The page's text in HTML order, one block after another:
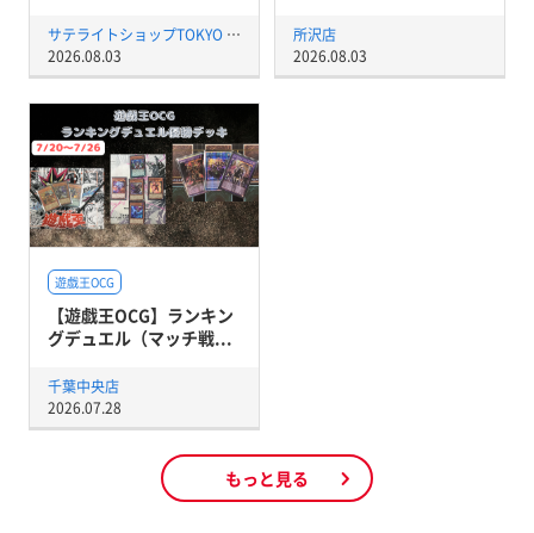
サテライトショップTOKYO 秋葉原店
2026.08.03
所沢店
2026.08.03
遊戯王OCG
【遊戯王OCG】ランキン
グデュエル（マッチ戦...
千葉中央店
2026.07.28
もっと見る